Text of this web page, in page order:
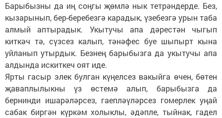
Барыбызны да иң соңгы җөмлә нык тетрәндерде. Без,
кызарынып, бер-беребезгә карадык, үзебезгә урын таба
алмый аптырадык. Укытучы апа дәрестән чыгып
киткәч тә, сүзсез калып, тәнәфес буе шыпырт кына
уйланып утырдык. Безнең барыбызга да укытучы апа
алдында искиткеч оят иде.
Ярты гасыр элек булган күңелсез вакыйга өчен, бөтен
җаваплылыкны үз өстемә алып, барыбызга да
бернинди ишарәләрсез, гаепләүләрсез гомерлек уңай
сабак биргән күркәм холыклы, әдәпле, тыйнак, гадел